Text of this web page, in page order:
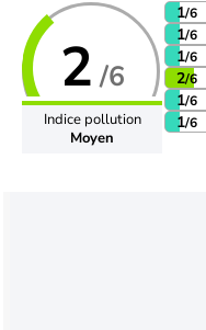
2 /6
Indice pollution
Moyen
1/6
1/6
1/6
2/6
1/6
1/6